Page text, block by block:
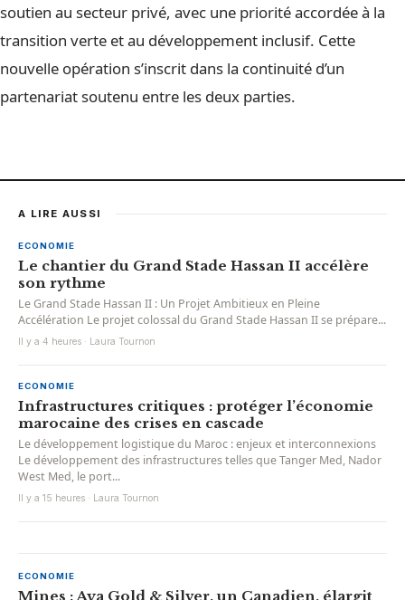
soutien au secteur privé, avec une priorité accordée à la
transition verte et au développement inclusif. Cette
nouvelle opération s’inscrit dans la continuité d’un
partenariat soutenu entre les deux parties.
A LIRE AUSSI
ECONOMIE
Le chantier du Grand Stade Hassan II accélère
son rythme
Le Grand Stade Hassan II : Un Projet Ambitieux en Pleine
Accélération Le projet colossal du Grand Stade Hassan II se prépare...
Il y a 4 heures · Laura Tournon
ECONOMIE
Infrastructures critiques : protéger l’économie
marocaine des crises en cascade
Le développement logistique du Maroc : enjeux et interconnexions
Le développement des infrastructures telles que Tanger Med, Nador
West Med, le port...
Il y a 15 heures · Laura Tournon
ECONOMIE
Mines : Aya Gold & Silver, un Canadien, élargit